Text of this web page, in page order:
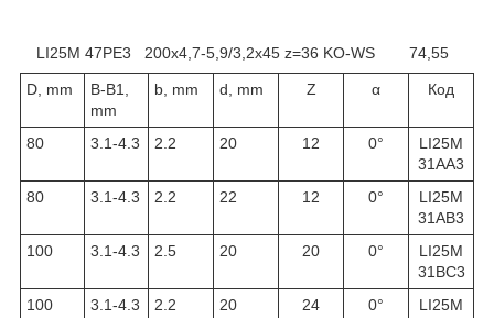
LI25M 47PE3 200х4,7-5,9/3,2х45 z=36 KO-WS 74,55
D, mm
B-B1,
mm
b, mm d, mm Z α Код
80 3.1-4.3 2.2 20 12 0°
LI25M
31AA3
80
3.1-4.3 2.2 22 12 0°
LI25M
31AB3
100
3.1-4.3 2.5 20 20 0°
LI25M
31BC3
100
3.1-4.3 2.2 20 24 0°
LI25M